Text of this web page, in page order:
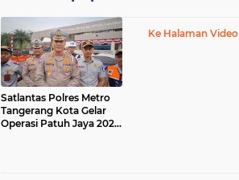
Satlantas Polres Metro
Tangerang Kota Gelar
Operasi Patuh Jaya 2025,
Ke Halaman Video